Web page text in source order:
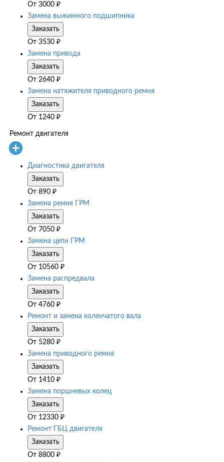
От 3000 ₽
Замена выжимного подшипника
Заказать
От 3530 ₽
Замена привода
Заказать
От 2640 ₽
Замена натяжителя приводного ремня
Заказать
От 1240 ₽
Ремонт двигателя
Диагностика двигателя
Заказать
От 890 ₽
Замена ремня ГРМ
Заказать
От 7050 ₽
Замена цепи ГРМ
Заказать
От 10560 ₽
Замена распредвала
Заказать
От 4760 ₽
Ремонт и замена коленчатого вала
Заказать
От 5280 ₽
Замена приводного ремня
Заказать
От 1410 ₽
Замена поршневых колец
Заказать
От 12330 ₽
Ремонт ГБЦ двигателя
Заказать
От 8800 ₽